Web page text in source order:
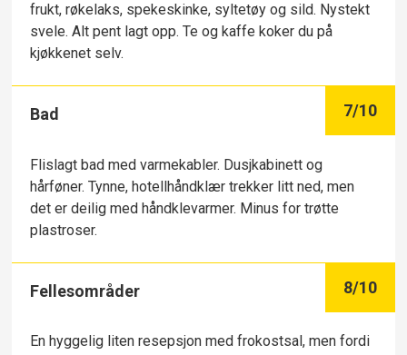
frukt, røkelaks, spekeskinke, syltetøy og sild. Nystekt
svele. Alt pent lagt opp. Te og kaffe koker du på
kjøkkenet selv.
Bad 7/10
Flislagt bad med varmekabler. Dusjkabinett og
hårføner. Tynne, hotellhåndklær trekker litt ned, men
det er deilig med håndklevarmer. Minus for trøtte
plastroser.
Fellesområder 8/10
En hyggelig liten resepsjon med frokostsal, men fordi